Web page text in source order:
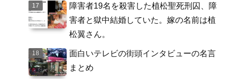
障害者19名を殺害した植松聖死刑囚、障
害者と獄中結婚していた。嫁の名前は植
松翼さん。
面白いテレビの街頭インタビューの名言
まとめ